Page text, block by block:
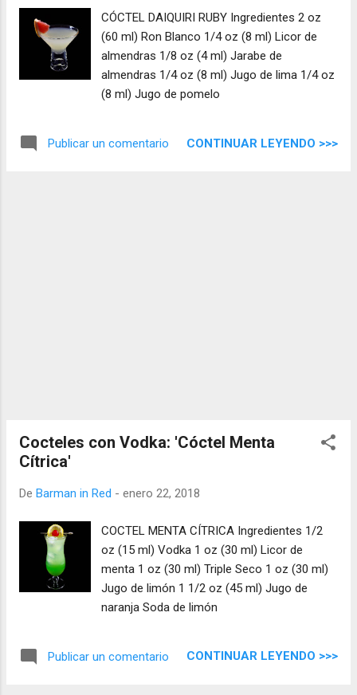
CÓCTEL DAIQUIRI RUBY Ingredientes 2 oz
(60 ml) Ron Blanco 1/4 oz (8 ml) Licor de
almendras 1/8 oz (4 ml) Jarabe de
almendras 1/4 oz (8 ml) Jugo de lima 1/4 oz
(8 ml) Jugo de pomelo
Publicar un comentario CONTINUAR LEYENDO >>>
Cocteles con Vodka: 'Cóctel Menta
Cítrica'
De Barman in Red - enero 22, 2018
COCTEL MENTA CÍTRICA Ingredientes 1/2
oz (15 ml) Vodka 1 oz (30 ml) Licor de
menta 1 oz (30 ml) Triple Seco 1 oz (30 ml)
Jugo de limón 1 1/2 oz (45 ml) Jugo de
naranja Soda de limón
Publicar un comentario CONTINUAR LEYENDO >>>